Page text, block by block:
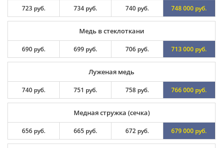
723 руб. 734 руб. 740 руб. 748 000 руб.
Медь в стеклоткани
690 руб. 699 руб. 706 руб. 713 000 руб.
Луженая медь
740 руб. 751 руб. 758 руб. 766 000 руб.
Медная стружка (сечка)
656 руб. 665 руб. 672 руб. 679 000 руб.